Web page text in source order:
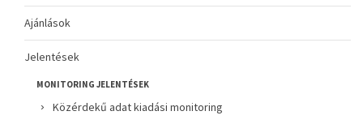
Ajánlások
Jelentések
MONITORING JELENTÉSEK
Közérdekű adat kiadási monitoring